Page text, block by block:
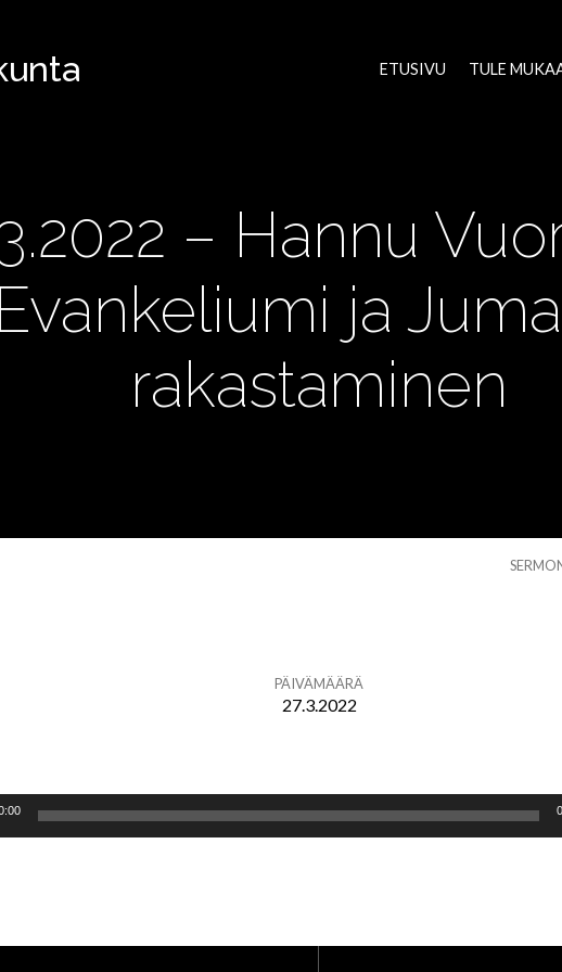
ETUSIVU TULE
– Hannu
Evankeliumi ja
rakastaminen
PÄIVÄMÄÄRÄ
27.3.2022